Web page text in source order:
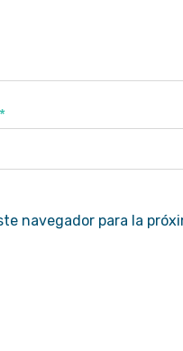
*
navegador para la